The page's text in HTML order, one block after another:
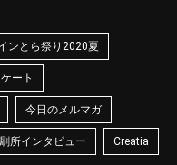
ンとら祭り2020夏
ート
今日のメルマガ
所インタビュー Creatia